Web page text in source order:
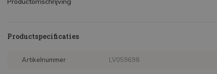
Productspecificaties
Artikelnummer LV059698